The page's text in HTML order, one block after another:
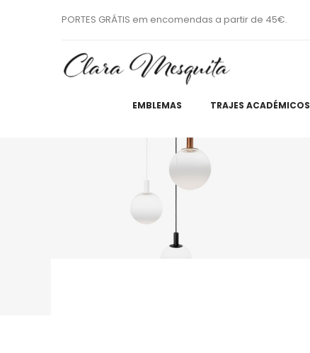
PORTES GRÁTIS em encomendas a partir de 45€.
EMBLEMAS TRAJES ACADÉMICOS